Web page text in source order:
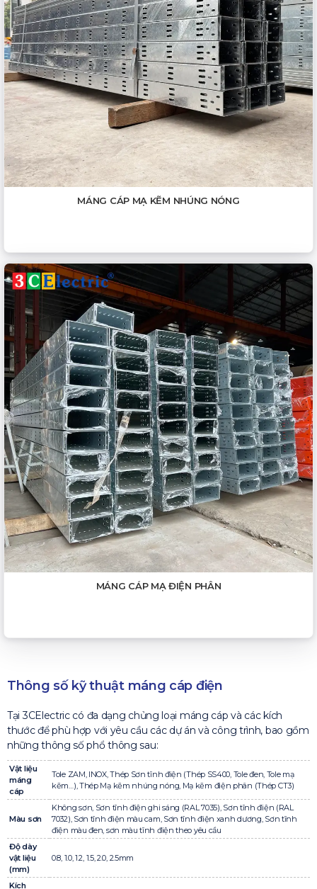
MÁNG CÁP MẠ KẼM NHÚNG NÓNG
MÁNG CÁP MẠ ĐIỆN PHÂN
Thông số kỹ thuật máng cáp điện
Tại 3CElectric có đa dạng chủng loại máng cáp và các kích
thước để phù hợp với yêu cầu các dự án và công trình, bao gồm
những thông số phổ thông sau:
Vật liệu
máng
cáp
Tole ZAM, INOX, Thép Sơn tĩnh điện (Thép SS400, Tole đen, Tole mạ
kẽm…), Thép Mạ kẽm nhúng nóng, Mạ kẽm điện phân (Thép CT3)
Màu sơn
Không sơn, Sơn tĩnh điện ghi sáng (RAL 7035), Sơn tĩnh điện (RAL
7032), Sơn tĩnh điện màu cam, Sơn tĩnh điện xanh dương, Sơn tĩnh
điện màu đen, sơn màu tĩnh điện theo yêu cầu
Độ dày
vật liệu
(mm)
0.8, 1.0, 1.2, 1.5, 2.0, 2.5mm
Kích